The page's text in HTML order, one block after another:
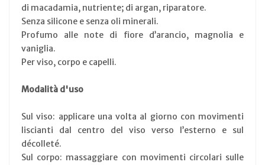
di macadamia, nutriente; di argan, riparatore.
Senza silicone e senza oli minerali.
Profumo alle note di fiore d’arancio, magnolia e
vaniglia.
Per viso, corpo e capelli.
Modalità d'uso
Sul viso: applicare una volta al giorno con movimenti
liscianti dal centro del viso verso l’esterno e sul
décolleté.
Sul corpo: massaggiare con movimenti circolari sulle